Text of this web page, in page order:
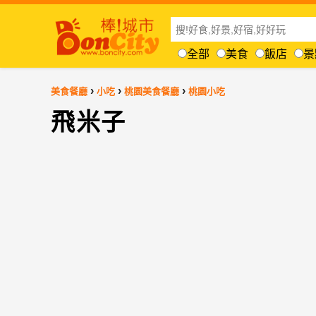
全部 美食 飯店
美食餐廳 › 小吃 › 桃園美食餐廳 › 桃園小吃
飛米子